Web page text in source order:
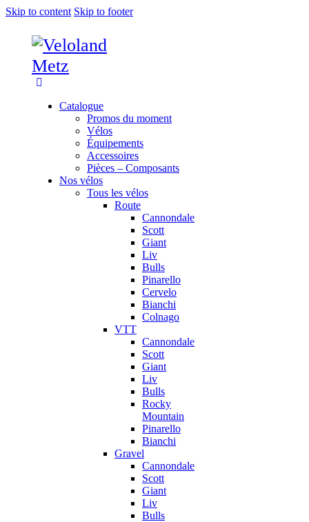
Skip to content Skip to footer
Catalogue
Promos du moment
Vélos
Équipements
Accessoires
Pièces – Composants
Nos vélos
Tous les vélos
Route
Cannondale
Scott
Giant
Liv
Bulls
Pinarello
Cervelo
Bianchi
Colnago
VTT
Cannondale
Scott
Giant
Liv
Bulls
Rocky
Mountain
Pinarello
Bianchi
Gravel
Cannondale
Scott
Giant
Liv
Bulls